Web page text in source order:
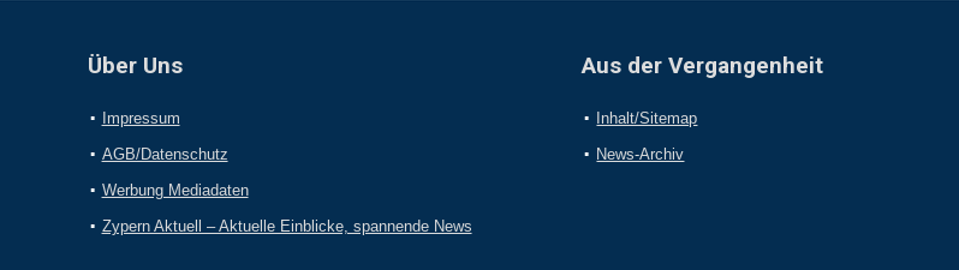
Über Uns
Impressum
AGB/Datenschutz
Werbung Mediadaten
Zypern Aktuell – Aktuelle Einblicke, spannende News
Aus der Vergangenheit
Inhalt/Sitemap
News-Archiv